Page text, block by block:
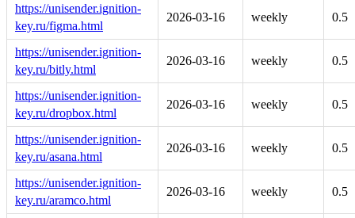
https://unisender.ignition-
key.ru/figma.html
2026-03-16 weekly 0.5
https://unisender.ignition-
key.ru/bitly.html
2026-03-16 weekly 0.5
https://unisender.ignition-
key.ru/dropbox.html
2026-03-16 weekly 0.5
https://unisender.ignition-
key.ru/asana.html
2026-03-16 weekly 0.5
https://unisender.ignition-
key.ru/aramco.html
2026-03-16 weekly 0.5